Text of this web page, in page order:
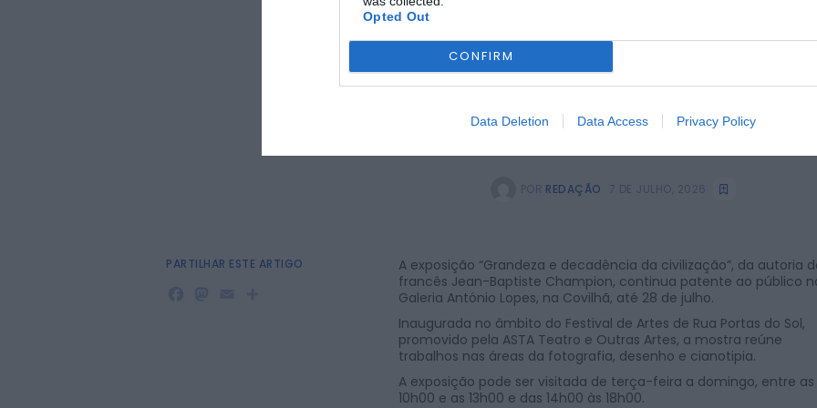
Opted Out
CONFIRM
Data Deletion Data Access Privacy Policy
POR REDAÇÃO 7 DE JULHO, 2026
A exposição “Grandeza e decadência da civilização”, da autoria
francês Jean-Baptiste Champion, continua patente ao público
Galeria António Lopes, na Covilhã, até 28 de julho.
Inaugurada no âmbito do Festival de Artes de Rua Portas do Sol,
promovido pela ASTA Teatro e Outras Artes, a mostra reúne
trabalhos nas áreas da fotografia, desenho e cianotipia.
A exposição pode ser visitada de terça-feira a domingo, entre as
10h00 e as 13h00 e das 14h00 às 18h00.
PARTILHAR ESTE ARTIGO